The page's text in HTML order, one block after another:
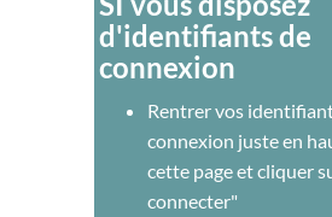
d'identifiants de
connexion
Rentrer vos
connexion juste en
cette page et cliquer
connecter"